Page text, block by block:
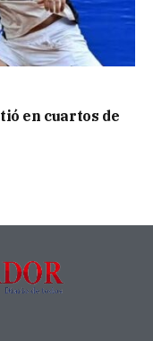
en cuartos de